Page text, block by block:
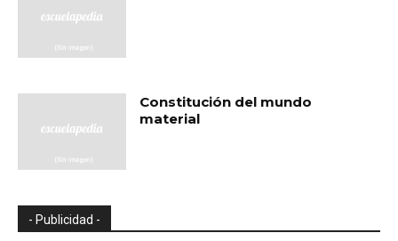
Constitución del mundo
material
- Publicidad -